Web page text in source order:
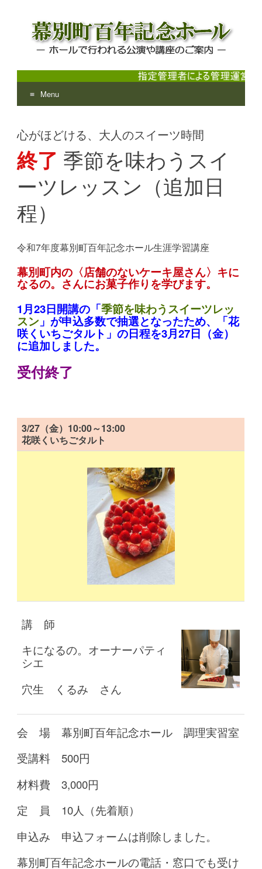
幕別町百年記念ホール
ホールで行われる公演や講座のご案内
Menu
to
content
心がほどける、大人のスイーツ時間
終了 季節を味わうスイ
ーツレッスン（追加日
程）
令和7年度幕別町百年記念ホール生涯学習講座
幕別町内の〈店舗のないケーキ屋さん〉キに
なるの。さんにお菓子作りを学びます。
1月23日開講の「季節を味わうスイーツレッ
スン 」が申込多数で抽選となったため、「花
咲くいちごタルト」の日程を3月27日（金）
に追加しました。
受付終了
3/27（金）10:00～13:00
花咲くいちごタルト
講 師
キになるの。オーナーパティ
シエ
穴生 くるみ さん
会 場 幕別町百年記念ホール 調理実習室
受講料 500円
材料費 3,000円
定 員 10人（先着順）
申込み 申込フォームは削除しました。
幕別町百年記念ホールの電話・窓口でも受け